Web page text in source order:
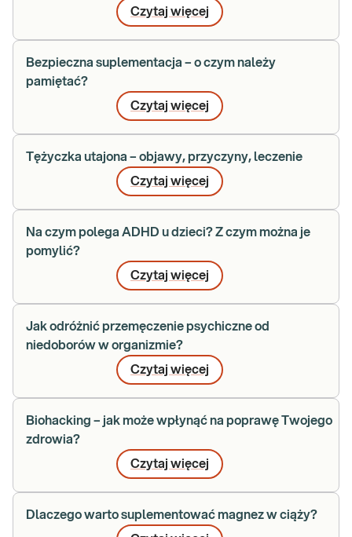
Czytaj więcej
Bezpieczna suplementacja – o czym należy
pamiętać?
Czytaj więcej
Tężyczka utajona – objawy, przyczyny, leczenie
Czytaj więcej
Na czym polega ADHD u dzieci? Z czym można je
pomylić?
Czytaj więcej
Jak odróżnić przemęczenie psychiczne od
niedoborów w organizmie?
Czytaj więcej
Biohacking – jak może wpłynąć na poprawę Twojego
zdrowia?
Czytaj więcej
Dlaczego warto suplementować magnez w ciąży?